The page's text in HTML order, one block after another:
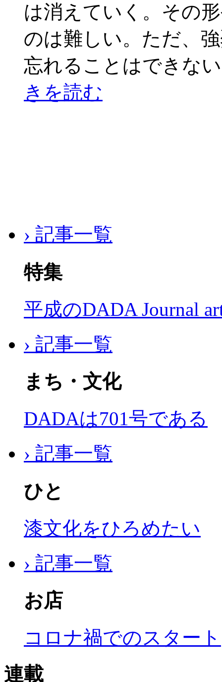
は消えていく。その
のは難しい。ただ、
忘れることはできな
きを読む
› 記事一覧
特集
平成のDADA Journal
› 記事一覧
まち・文化
DADAは701号である
› 記事一覧
ひと
漆文化をひろめたい
› 記事一覧
お店
コロナ禍でのスタート
連載